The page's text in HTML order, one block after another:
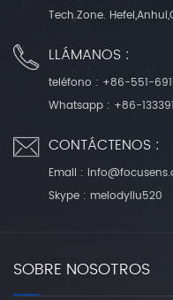
Tech.Zone.
LLÁMANOS :
teléfono : +86-551-
Whatsapp : +86-
CONTÁCTENOS :
Email :
Skype : melodyliu520
SOBRE NOSOTROS